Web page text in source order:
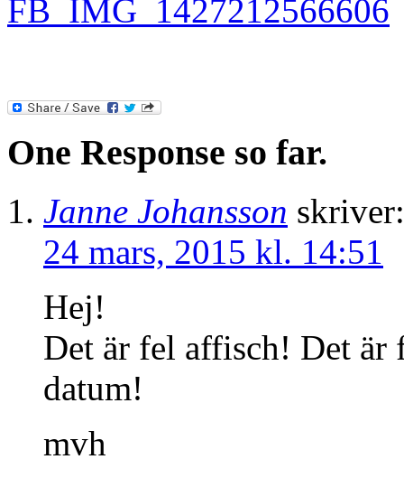
One Response so far.
Janne Johansson skriver:
24 mars, 2015 kl. 14:51
Hej!
Det är fel affisch! Det är
datum!
mvh